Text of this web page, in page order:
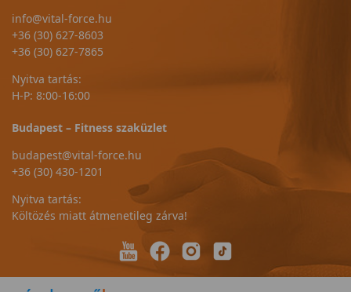
info@vital-force.hu
+36 (30) 627-8603
+36 (30) 627-7865
Nyitva tartás:
H-P: 8:00-16:00
Budapest – Fitness szaküzlet
budapest@vital-force.hu
+36 (30) 430-1201
Nyitva tartás:
Költözés miatt átmenetileg zárva!